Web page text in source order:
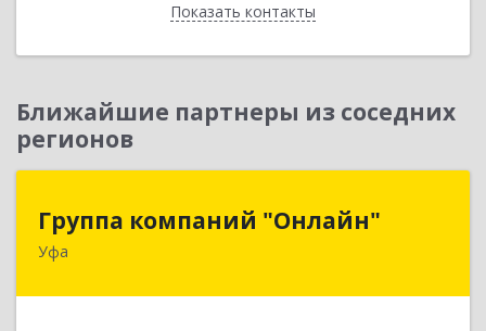
Показать контакты
Назад
Ближайшие партнеры из соседних
регионов
Группа компаний "Онлайн"
Уфа
Группа компаний "Онлайн"
450006, Башкортостан Респ, г.о. город Уфа, Уфа